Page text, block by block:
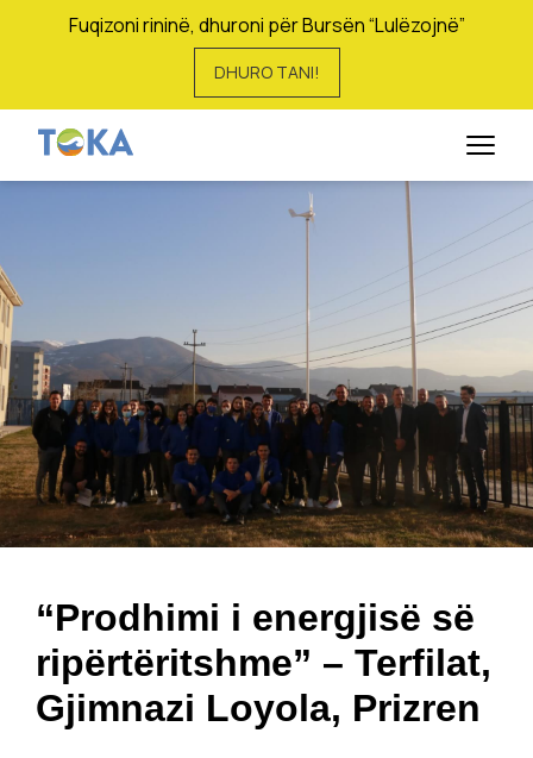
Fuqizoni rininë, dhuroni për Bursën “Lulëzojnë”
DHURO TANI!
“Prodhimi i energjisë së
ripërtëritshme” – Terfilat,
Gjimnazi Loyola, Prizren